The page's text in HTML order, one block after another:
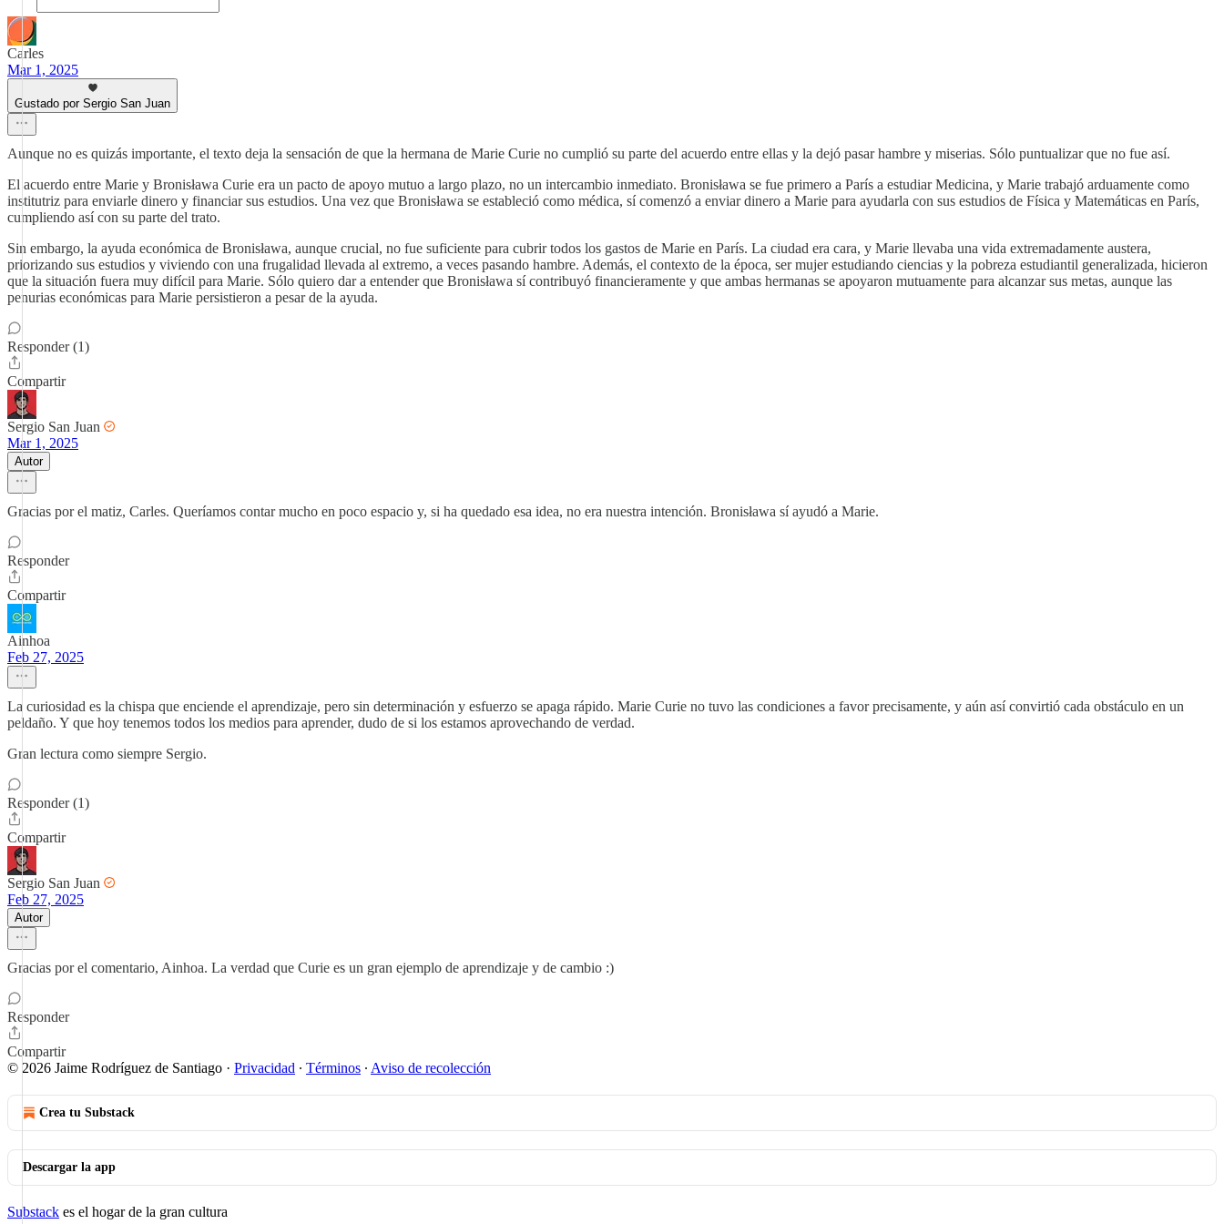
Carles
Mar 1, 2025
Gustado por Sergio San Juan
Aunque no es quizás importante, el texto deja la sensación de que la hermana de Marie Curie no cumplió su parte del acuerdo entre ellas y la dejó pasar hambre y miserias. Sólo puntualizar que no fue así.
El acuerdo entre Marie y Bronisława Curie era un pacto de apoyo mutuo a largo plazo, no un intercambio inmediato. Bronisława se fue primero a París a estudiar Medicina, y Marie trabajó arduamente como
institutriz para enviarle dinero y financiar sus estudios. Una vez que Bronisława se estableció como médica, sí comenzó a enviar dinero a Marie para ayudarla con sus estudios de Física y Matemáticas en París,
cumpliendo así con su parte del trato.
Sin embargo, la ayuda económica de Bronisława, aunque crucial, no fue suficiente para cubrir todos los gastos de Marie en París. La ciudad era cara, y Marie llevaba una vida extremadamente austera,
priorizando sus estudios y viviendo con una frugalidad llevada al extremo, a veces pasando hambre. Además, el contexto de la época, ser mujer estudiando ciencias y la pobreza estudiantil generalizada, hicieron
que la situación fuera muy difícil para Marie. Sólo quiero dar a entender que Bronisława sí contribuyó financieramente y que ambas hermanas se apoyaron mutuamente para alcanzar sus metas, aunque las
penurias económicas para Marie persistieron a pesar de la ayuda.
Responder (1)
Compartir
Sergio San Juan
Mar 1, 2025
Autor
Gracias por el matiz, Carles. Queríamos contar mucho en poco espacio y, si ha quedado esa idea, no era nuestra intención. Bronisława sí ayudó a Marie.
Responder
Compartir
Ainhoa
Feb 27, 2025
La curiosidad es la chispa que enciende el aprendizaje, pero sin determinación y esfuerzo se apaga rápido. Marie Curie no tuvo las condiciones a favor precisamente, y aún así convirtió cada obstáculo en un
peldaño. Y que hoy tenemos todos los medios para aprender, dudo de si los estamos aprovechando de verdad.
Gran lectura como siempre Sergio.
Responder (1)
Compartir
Sergio San Juan
Feb 27, 2025
Autor
Gracias por el comentario, Ainhoa. La verdad que Curie es un gran ejemplo de aprendizaje y de cambio :)
Responder
Compartir
© 2026 Jaime Rodríguez de Santiago · Privacidad ∙ Términos ∙ Aviso de recolección
Crea tu Substack
Descargar la app
Substack es el hogar de la gran cultura